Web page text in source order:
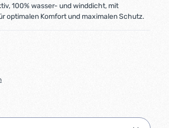
100% wasser- und winddicht, mit
optimalen Komfort und maximalen Schutz.